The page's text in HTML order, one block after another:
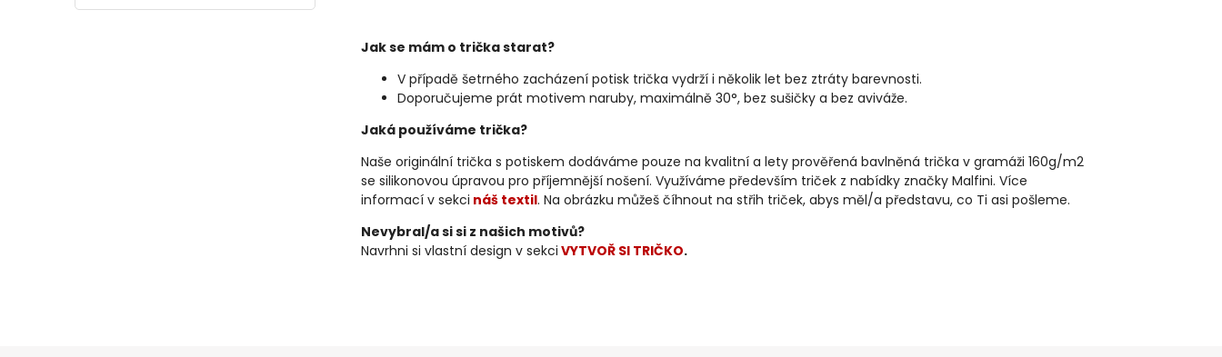
Jak se mám o trička starat?
V případě šetrného zacházení potisk trička vydrží i několik let bez ztráty barevnosti.
Doporučujeme prát motivem naruby, maximálně 30°, bez sušičky a bez aviváže.
Jaká používáme trička?
Naše originální trička s potiskem dodáváme pouze na kvalitní a lety prověřená bavlněná trička v gramáži 160g/m2
se silikonovou úpravou pro příjemnější nošení. Využíváme především triček z nabídky značky Malfini. Více
informací v sekci náš textil. Na obrázku můžeš číhnout na střih triček, abys měl/a představu, co Ti asi pošleme.
Nevybral/a si si z našich motivů?
Navrhni si vlastní design v sekci VYTVOŘ SI TRIČKO.